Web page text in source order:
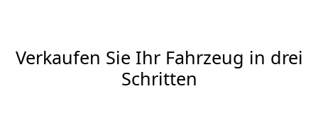
Verkaufen Sie Ihr Fahrzeug in drei
Schritten